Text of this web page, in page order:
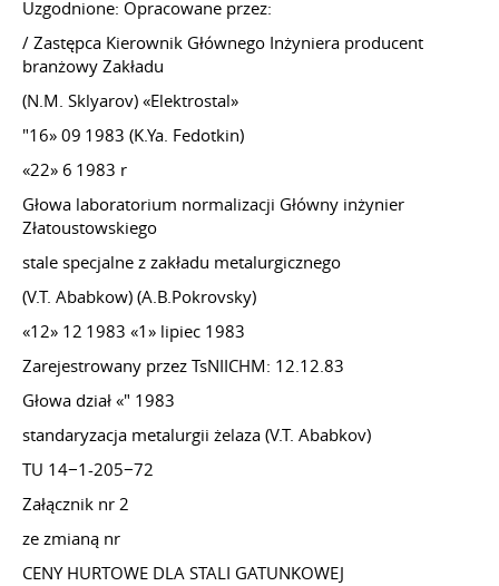
Uzgodnione: Opracowane przez:
/ Zastępca Kierownik Głównego Inżyniera producent
branżowy Zakładu
(N.M. Sklyarov) «Elektrostal»
"16» 09 1983 (K.Ya. Fedotkin)
«22» 6 1983 r
Głowa laboratorium normalizacji Główny inżynier
Złatoustowskiego
stale specjalne z zakładu metalurgicznego
(V.T. Ababkow) (A.B.Pokrovsky)
«12» 12 1983 «1» lipiec 1983
Zarejestrowany przez TsNIICHM: 12.12.83
Głowa dział «" 1983
standaryzacja metalurgii żelaza (V.T. Ababkov)
TU 14−1-205−72
Załącznik nr 2
ze zmianą nr
CENY HURTOWE DLA STALI GATUNKOWEJ